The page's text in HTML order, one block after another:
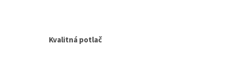
Kvalitná potlač